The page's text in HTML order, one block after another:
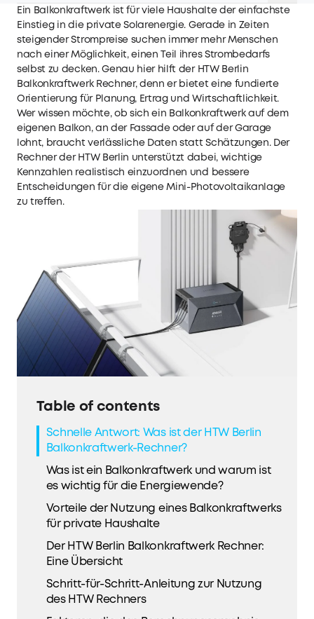
Ein Balkonkraftwerk ist für viele Haushalte der einfachste
Einstieg in die private Solarenergie. Gerade in Zeiten
steigender Strompreise suchen immer mehr Menschen
nach einer Möglichkeit, einen Teil ihres Strombedarfs
selbst zu decken. Genau hier hilft der HTW Berlin
Balkonkraftwerk Rechner, denn er bietet eine fundierte
Orientierung für Planung, Ertrag und Wirtschaftlichkeit.
Wer wissen möchte, ob sich ein Balkonkraftwerk auf dem
eigenen Balkon, an der Fassade oder auf der Garage
lohnt, braucht verlässliche Daten statt Schätzungen. Der
Rechner der HTW Berlin unterstützt dabei, wichtige
Kennzahlen realistisch einzuordnen und bessere
Entscheidungen für die eigene Mini-Photovoltaikanlage
zu treffen.
Table of contents
Schnelle Antwort: Was ist der HTW Berlin
Balkonkraftwerk-Rechner?
Was ist ein Balkonkraftwerk und warum ist
es wichtig für die Energiewende?
Vorteile der Nutzung eines Balkonkraftwerks
für private Haushalte
Der HTW Berlin Balkonkraftwerk Rechner:
Eine Übersicht
Schritt-für-Schritt-Anleitung zur Nutzung
des HTW Rechners